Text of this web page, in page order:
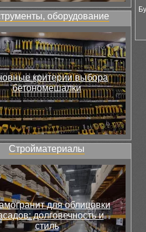
оборудование
критерии выбора
бетономешалки
Стройматериалы
для облицовки
долговечность и
стиль